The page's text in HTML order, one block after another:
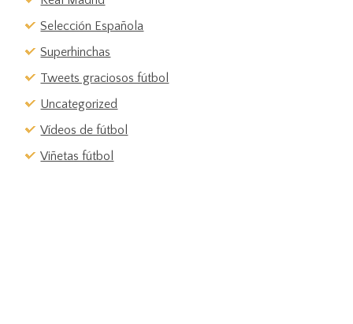
Selección Española
Superhinchas
Tweets graciosos fútbol
Uncategorized
Vídeos de fútbol
Viñetas fútbol